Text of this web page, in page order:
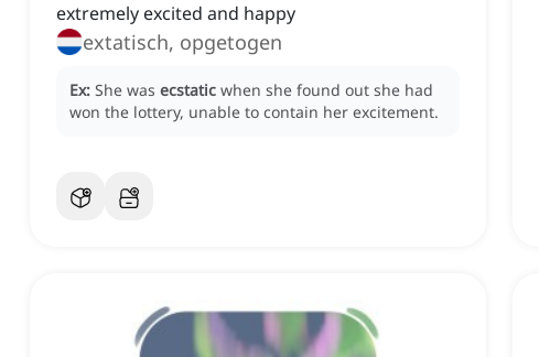
extremely excited and happy
extatisch, opgetogen
Ex: She was ecstatic when she found out she had
won the lottery, unable to contain her excitement.